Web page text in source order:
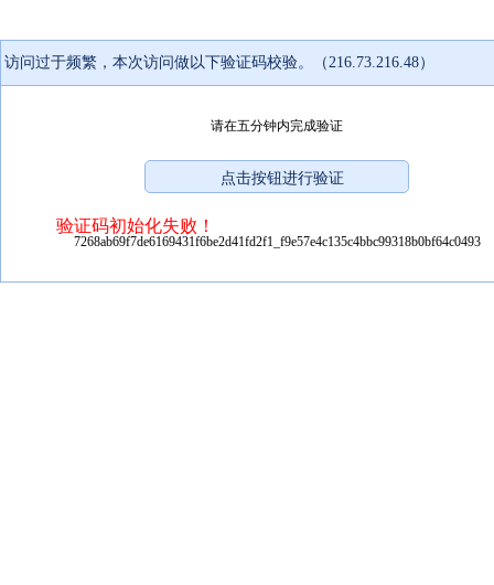
访问过于频繁，本次访问做以下验证码校验。（216.73.216.48）
请在五分钟内完成验证
验证码初始化失败！
7268ab69f7de6169431f6be2d41fd2f1_f9e57e4c135c4bbc99318b0bf64c0493